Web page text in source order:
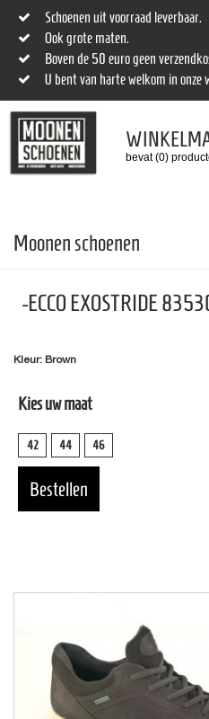
Schoenen uit voorraad leverbaar.
Ook grote maten.
Boven de 50 euro geen
U bent van harte welkom in onze
bevat (0)
Moonen schoenen
-ECCO EXOSTRIDE
Kleur: Brown
Kies uw maat
42 44 46